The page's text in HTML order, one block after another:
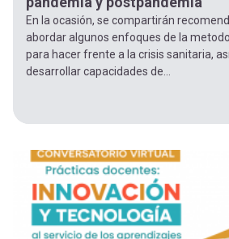
En la ocasión, se compartirán
abordar algunos enfoques de la
para hacer frente a la crisis sanitaria,
desarrollar capacidades de...